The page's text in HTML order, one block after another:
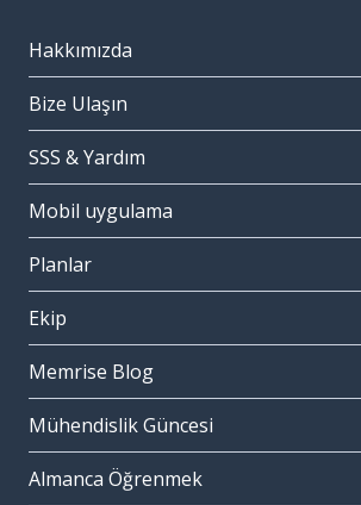
Hakkımızda
Bize Ulaşın
SSS & Yardım
Mobil uygulama
Planlar
Ekip
Memrise Blog
Mühendislik Güncesi
Almanca Öğrenmek